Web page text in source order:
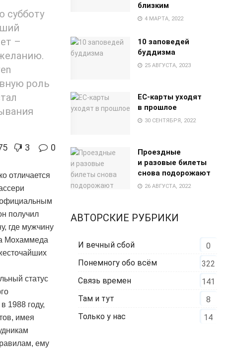
субботу
–
роль
3 0
отличается
получил
где мужчину
Мохаммеда
статус
1988 году,
имея
ему
близким
4 МАРТА, 2022
10 заповедей
буддизма
25 АВГУСТА, 2023
EC-карты уходят
в прошлое
30 СЕНТЯБРЯ, 2022
Проездные
и разовые билеты
снова подорожают
26 АВГУСТА, 2022
АВТОРСКИЕ РУБРИКИ
И вечный сбой
0
Понемногу обо всём
322
Связь времен
141
Там и тут
8
Только у нас
14